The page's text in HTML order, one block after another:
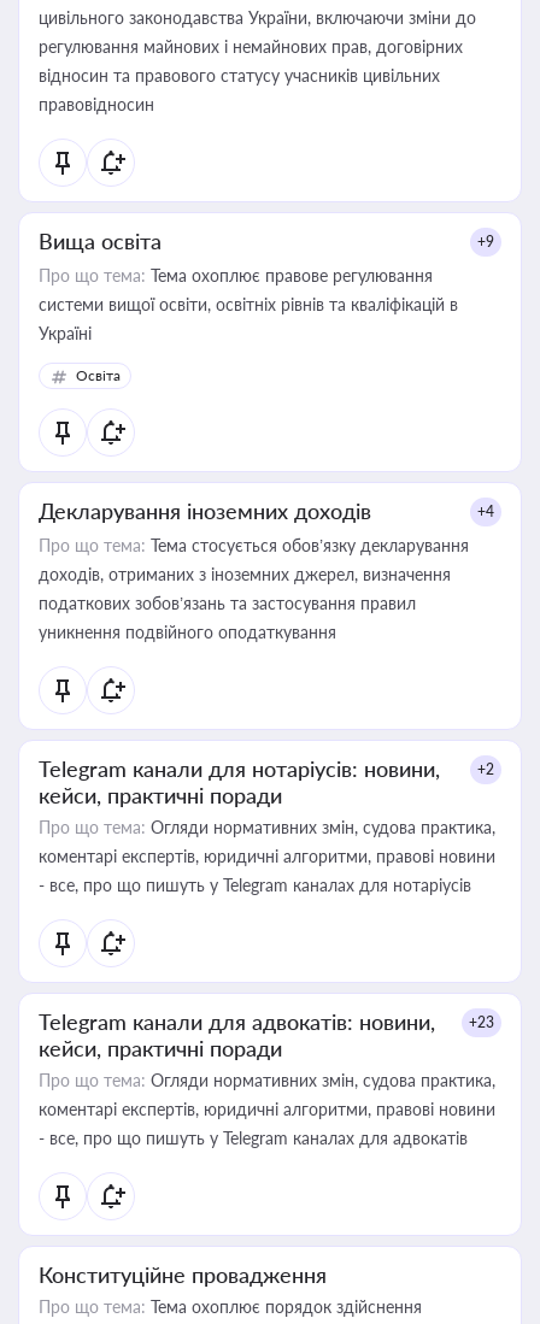
цивільного законодавства України, включаючи зміни до
регулювання майнових і немайнових прав, договірних
відносин та правового статусу учасників цивільних
правовідносин
Вища освіта +9
Про що тема: Тема охоплює правове регулювання
системи вищої освіти, освітніх рівнів та кваліфікацій в
Україні
Освіта
Декларування іноземних доходів +4
Про що тема: Тема стосується обов’язку декларування
доходів, отриманих з іноземних джерел, визначення
податкових зобов’язань та застосування правил
уникнення подвійного оподаткування
Telegram канали для нотаріусів: новини,
кейси, практичні поради
+2
Про що тема: Огляди нормативних змін, судова практика,
коментарі експертів, юридичні алгоритми, правові новини
- все, про що пишуть у Telegram каналах для нотаріусів
Telegram канали для адвокатів: новини,
кейси, практичні поради
+23
Про що тема: Огляди нормативних змін, судова практика,
коментарі експертів, юридичні алгоритми, правові новини
- все, про що пишуть у Telegram каналах для адвокатів
Конституційне провадження
Про що тема: Тема охоплює порядок здійснення